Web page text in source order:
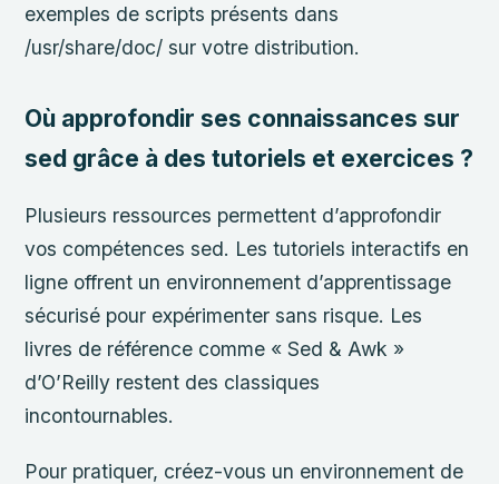
exemples de scripts présents dans
/usr/share/doc/ sur votre distribution.
Où approfondir ses connaissances sur
sed grâce à des tutoriels et exercices ?
Plusieurs ressources permettent d’approfondir
vos compétences sed. Les tutoriels interactifs en
ligne offrent un environnement d’apprentissage
sécurisé pour expérimenter sans risque. Les
livres de référence comme « Sed & Awk »
d’O’Reilly restent des classiques
incontournables.
Pour pratiquer, créez-vous un environnement de